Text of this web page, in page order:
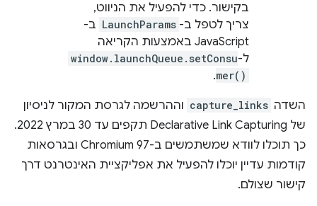
בקישור. כדי להפעיל את הניווט,
צריך לטפל ב- LaunchParams ב-
JavaScript באמצעות הקריאה
ל-window.launchQueue.setConsu
mer()
.
השדה capture_links וההרשמה לגרסת המקור לניסיון
של Declarative Link Capturing תקפים עד 30 במרץ 2022.
כך תוכלו לוודא שמשתמשים ב-Chromium 97 ובגרסאות
קודמות עדיין יוכלו להפעיל את אפליקציית האינטרנט דרך
קישור שצולם.